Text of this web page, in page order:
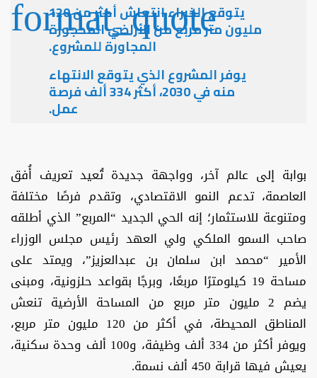
يتوقع الخبراء انتعاش أكثر من 120
مليون متر مربع من الأراضي المحجوزة
المجاورة للمشروع.
يوفر المشروع الذي يتوقع الانتهاء
منه في 2030، أكثر 334 ألف فرصة
عمل.
بوابة إلى عالم آخر، وواجهة جديدة تُعيد تعريف أُفق
العاصمة، تدعم النمو الاقتصادي، وتقدم فرصًا مختلفة
ومتنوعة للاستثمار؛ إنه الحي الجديد “المربع” الذي أطلقه
صاحب السمو الملكي ولي العهد رئيس مجلس الوزراء
الأمير “محمد ابن سلمان بن عبدالعزيز”، ويمتد على
مساحة 19 كيلومترًا مربعًا، وبرجًا بقواعد حلزونية، ومبنى
يضم 2 مليون متر مربع من المساحة الأرضية تنعش
المناطق المحيطة، في أكثر من 120 مليون متر مربع،
ويوفر أكثر من 334 ألف وظيفة، و100 ألف وحدة سكنية،
يعيش فيها قرابة 450 ألف نسمة.